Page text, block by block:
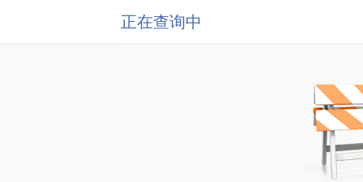
正在查询中